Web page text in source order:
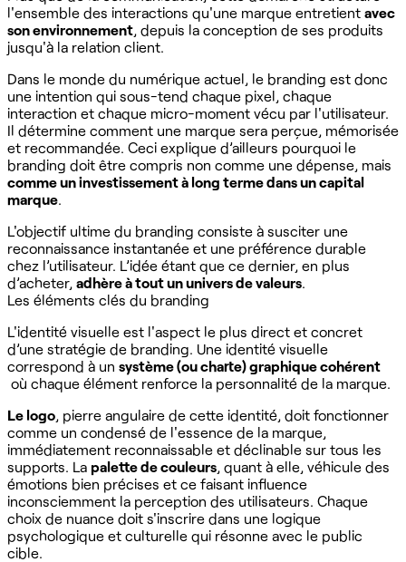
l'ensemble des interactions qu'une marque entretient avec
son environnement, depuis la conception de ses produits
jusqu'à la relation client.
Dans le monde du numérique actuel, le branding est donc
une intention qui sous-tend chaque pixel, chaque
interaction et chaque micro-moment vécu par l'utilisateur.
Il détermine comment une marque sera perçue, mémorisée
et recommandée. Ceci explique d’ailleurs pourquoi le
branding doit être compris non comme une dépense, mais
comme un investissement à long terme dans un capital
marque.
L'objectif ultime du branding consiste à susciter une
reconnaissance instantanée et une préférence durable
chez l’utilisateur. L’idée étant que ce dernier, en plus
d’acheter, adhère à tout un univers de valeurs.
Les éléments clés du branding
L'identité visuelle est l'aspect le plus direct et concret
d’une stratégie de branding. Une identité visuelle
correspond à un système (ou charte) graphique cohérent
où chaque élément renforce la personnalité de la marque.
Le logo, pierre angulaire de cette identité, doit fonctionner
comme un condensé de l'essence de la marque,
immédiatement reconnaissable et déclinable sur tous les
supports. La palette de couleurs, quant à elle, véhicule des
émotions bien précises et ce faisant influence
inconsciemment la perception des utilisateurs. Chaque
choix de nuance doit s'inscrire dans une logique
psychologique et culturelle qui résonne avec le public
cible.